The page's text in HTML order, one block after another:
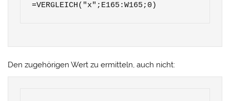
=VERGLEICH("x";E165:W165;0)
Den zugehörigen Wert zu ermitteln, auch nicht: